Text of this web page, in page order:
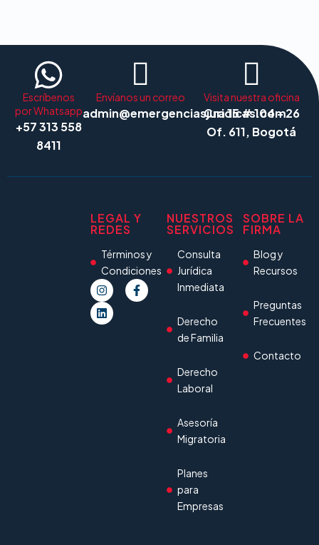
Escríbenos
por Whatsapp
+57 313 558
8411
Envíanos un correo
admin@emergenciasjuridicas.com
Visita nuestra oficina
Cra 15 # 104 - 26
Of. 611, Bogotá
LEGAL Y
REDES
Términos y
Condiciones
NUESTROS
SERVICIOS
Consulta
Jurídica
Inmediata
Derecho
de Familia
Derecho
Laboral
Asesoría
Migratoria
Planes
para
Empresas
SOBRE LA
FIRMA
Blog y
Recursos
Preguntas
Frecuentes
Contacto